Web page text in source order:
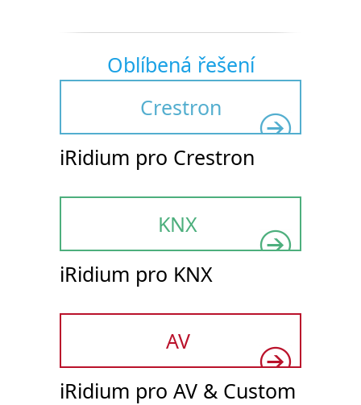
Oblíbená řešení
Crestron
iRidium pro Crestron
KNX
iRidium pro KNX
AV
iRidium pro AV & Custom